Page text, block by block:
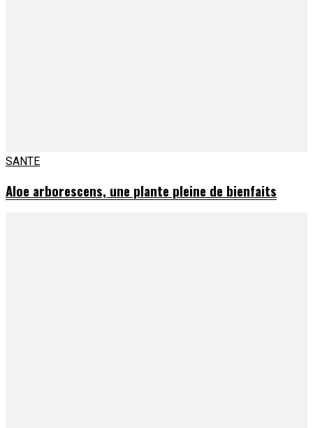
SANTE
Aloe arborescens, une plante pleine de bienfaits